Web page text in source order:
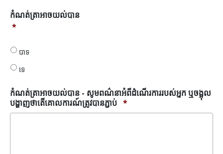
កំណត់
ត្រា
បាន
*
កំណត់ត្រាអាចយល់បាន
*
បាទ
ទេ
កំណត់ត្រាអាចយល់បាន - សូមពណ៌នាអំពីដំណើរការរបស់អ្នក ឬចង្អុល
បង្ហាញថាតើគោលការណ៍ត្រូវបានភ្ជាប់ *